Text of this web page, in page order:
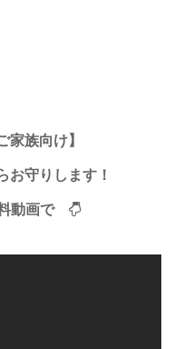
家族向け】
お守りします！
動画で